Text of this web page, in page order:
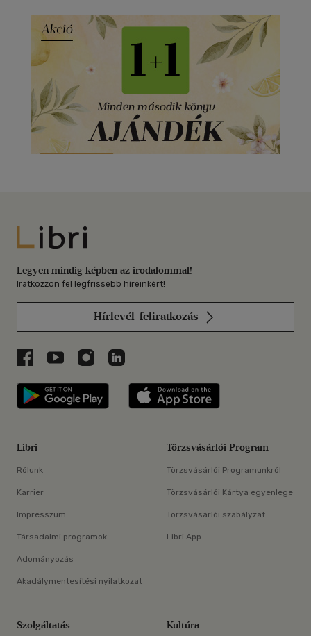
Libri
Legyen mindig képben az irodalommal!
Iratkozzon fel legfrissebb híreinkért!
Hírlevél-feliratkozás
Libri a Facebookon
Libri a Youtube-on
Libri az Instagramon
Libri a LinkedInen
Libri applikáció Szerezd meg: Google
Libri
Rólunk
Karrier
Impresszum
Társadalmi programok
Adományozás
Akadálymentesítési nyilatkozat
Törzsvásárlói Program
Törzsvásárlói Programunkról
Törzsvásárlói Kártya egyenlege
Törzsvásárlói szabályzat
Libri App
Szolgáltatás Kultúra